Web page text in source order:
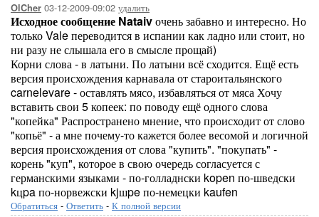
OlCher 03-12-2009-09:02 удалить
Исходное сообщение Nataivочень забавно и интересно. Но
только Vale переводится в испании как ладно или стоит, но
ни разу не слышала его в смысле прощай)
Корни слова - в латыни. По латыни всё сходится. Ещё есть
версия происхождения карнавала от староитальянского
carnelevare - оставлять мясо, избавляться от мяса Хочу
вставить свои 5 копеек: по поводу ещё одного слова
"копейка" Распространено мнение, что происходит от слово
"копьё" - а мне почему-то кажется более весомой и логичной
версия происхождения от слова "купить". "покупать" -
корень "куп", которое в свою очередь согласуется с
германскими языками - по-голладнски kopen по-шведски
kцpa по-норвежски kjшpe по-немецки kaufen
Обратиться - Ответить - К полной версии